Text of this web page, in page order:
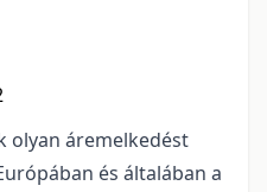
olyan áremelkedést
és általában a